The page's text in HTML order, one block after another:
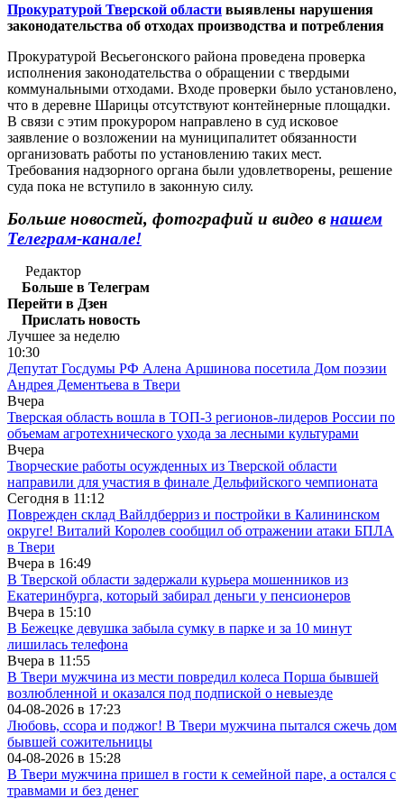
Прокуратурой Тверской области выявлены нарушения
законодательства об отходах производства и потребления
Прокуратурой Весьегонского района проведена проверка
исполнения законодательства о обращении с твердыми
коммунальными отходами. Входе проверки было установлено,
что в деревне Шарицы отсутствуют контейнерные площадки.
В связи с этим прокурором направлено в суд исковое
заявление о возложении на муниципалитет обязанности
организовать работы по установлению таких мест.
Требования надзорного органа были удовлетворены, решение
суда пока не вступило в законную силу.
Больше новостей, фотографий и видео в нашем
Телеграм-канале!
Редактор
Больше в Телеграм
Перейти в Дзен
Прислать новость
Лучшее за неделю
10:30
Депутат Госдумы РФ Алена Аршинова посетила Дом поэзии
Андрея Дементьева в Твери
Вчера
Тверская область вошла в ТОП-3 регионов-лидеров России по
объемам агротехнического ухода за лесными культурами
Вчера
Творческие работы осужденных из Тверской области
направили для участия в финале Дельфийского чемпионата
Сегодня в 11:12
Поврежден склад Вайлдберриз и постройки в Калининском
округе! Виталий Королев сообщил об отражении атаки БПЛА
в Твери
Вчера в 16:49
В Тверской области задержали курьера мошенников из
Екатеринбурга, который забирал деньги у пенсионеров
Вчера в 15:10
В Бежецке девушка забыла сумку в парке и за 10 минут
лишилась телефона
Вчера в 11:55
В Твери мужчина из мести повредил колеса Порша бывшей
возлюбленной и оказался под подпиской о невыезде
04-08-2026 в 17:23
Любовь, ссора и поджог! В Твери мужчина пытался сжечь дом
бывшей сожительницы
04-08-2026 в 15:28
В Твери мужчина пришел в гости к семейной паре, а остался с
травмами и без денег